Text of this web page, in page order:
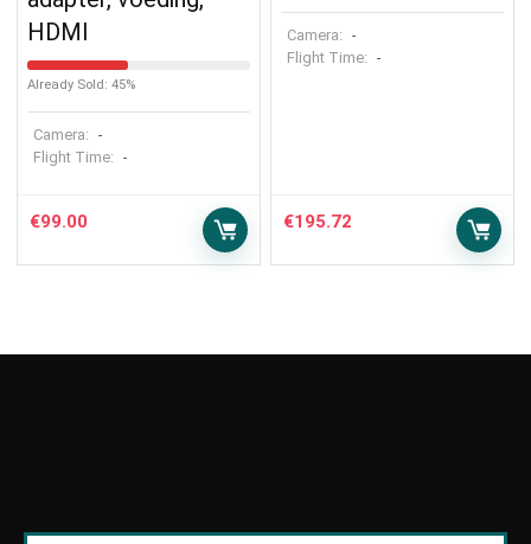
HDMI
Already Sold: 45%
Camera: -
Flight Time: -
€99.00
Camera: -
Flight Time: -
€195.72